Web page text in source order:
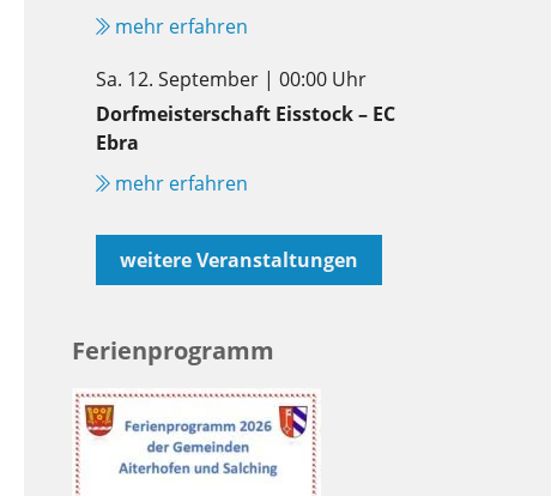
mehr erfahren
Sa. 12. September | 00:00 Uhr
Dorfmeisterschaft Eisstock – EC
Ebra
mehr erfahren
weitere Veranstaltungen
Ferienprogramm